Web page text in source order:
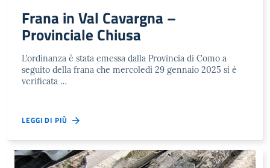
Frana in Val Cavargna –
Provinciale Chiusa
L’ordinanza è stata emessa dalla Provincia di Como a
seguito della frana che mercoledì 29 gennaio 2025 si è
verificata …
LEGGI DI PIÙ